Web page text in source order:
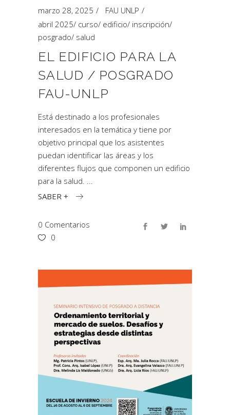
marzo 28, 2025
FAU UNLP
abril 2025/ curso/ edificio/ inscripción/
posgrado/ salud
EL EDIFICIO PARA LA
SALUD / POSGRADO
FAU-UNLP
Está destinado a los profesionales
interesados en la temática y tiene por
objetivo principal que los asistentes
puedan identificar las áreas y los
diferentes flujos que componen un edificio
para la salud.
SABER +
0 Comentarios
0